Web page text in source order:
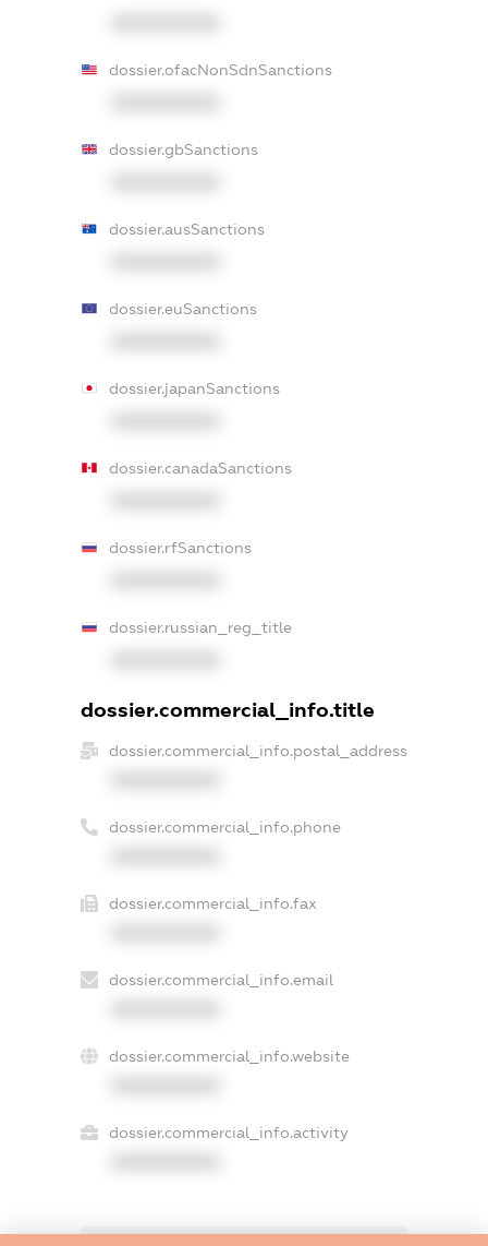
dossier.ofacNonSdnSanctions
dossier.gbSanctions
dossier.ausSanctions
dossier.euSanctions
dossier.japanSanctions
dossier.canadaSanctions
dossier.rfSanctions
dossier.russian_reg_title
dossier.commercial_info.title
dossier.commercial_info.postal_address
dossier.commercial_info.phone
dossier.commercial_info.fax
dossier.commercial_info.email
dossier.commercial_info.website
dossier.commercial_info.activity